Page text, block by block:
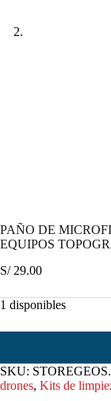
PAÑO DE
EQUIPOS
S/29.00
1 disponibles
SKU:
drones, Kits de